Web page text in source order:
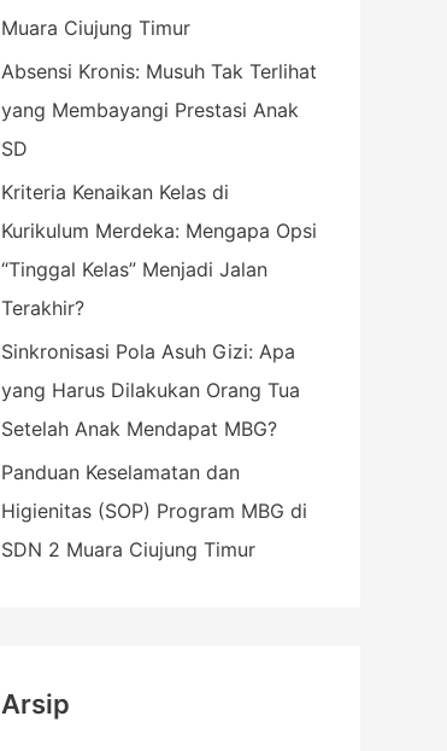
k
:
Muara Ciujung Timur
Absensi Kronis: Musuh Tak Terlihat
yang Membayangi Prestasi Anak
SD
Kriteria Kenaikan Kelas di
Kurikulum Merdeka: Mengapa Opsi
“Tinggal Kelas” Menjadi Jalan
Terakhir?
Sinkronisasi Pola Asuh Gizi: Apa
yang Harus Dilakukan Orang Tua
Setelah Anak Mendapat MBG?
Panduan Keselamatan dan
Higienitas (SOP) Program MBG di
SDN 2 Muara Ciujung Timur
Arsip